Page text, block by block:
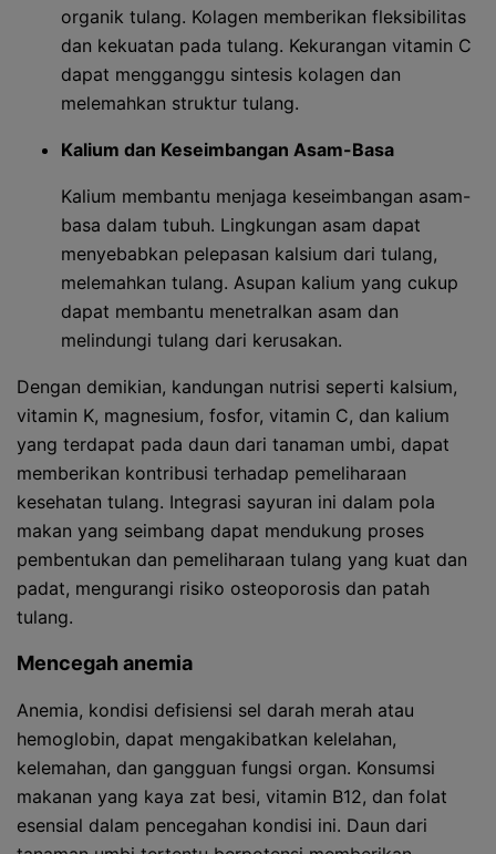
organik tulang. Kolagen memberikan fleksibilitas
dan kekuatan pada tulang. Kekurangan vitamin C
dapat mengganggu sintesis kolagen dan
melemahkan struktur tulang.
Kalium dan Keseimbangan Asam-Basa
Kalium membantu menjaga keseimbangan asam-
basa dalam tubuh. Lingkungan asam dapat
menyebabkan pelepasan kalsium dari tulang,
melemahkan tulang. Asupan kalium yang cukup
dapat membantu menetralkan asam dan
melindungi tulang dari kerusakan.
Dengan demikian, kandungan nutrisi seperti kalsium,
vitamin K, magnesium, fosfor, vitamin C, dan kalium
yang terdapat pada daun dari tanaman umbi, dapat
memberikan kontribusi terhadap pemeliharaan
kesehatan tulang. Integrasi sayuran ini dalam pola
makan yang seimbang dapat mendukung proses
pembentukan dan pemeliharaan tulang yang kuat dan
padat, mengurangi risiko osteoporosis dan patah
tulang.
Mencegah anemia
Anemia, kondisi defisiensi sel darah merah atau
hemoglobin, dapat mengakibatkan kelelahan,
kelemahan, dan gangguan fungsi organ. Konsumsi
makanan yang kaya zat besi, vitamin B12, dan folat
esensial dalam pencegahan kondisi ini. Daun dari